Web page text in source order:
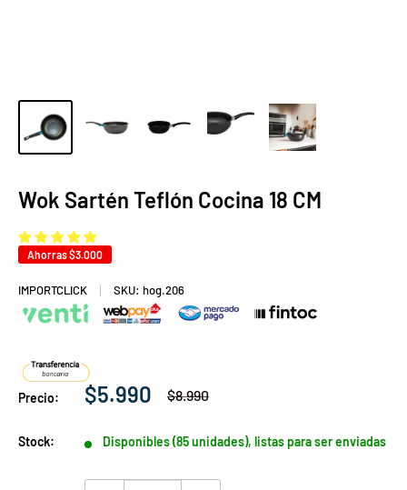
Wok Sartén Teflón Cocina 18 CM
Ahorras$3.000
IMPORTCLICK SKU: hog.206
Precio:
Precio
venta
$5.990
Precio
$8.990
Stock: Disponibles (85 unidades), listas para ser enviadas